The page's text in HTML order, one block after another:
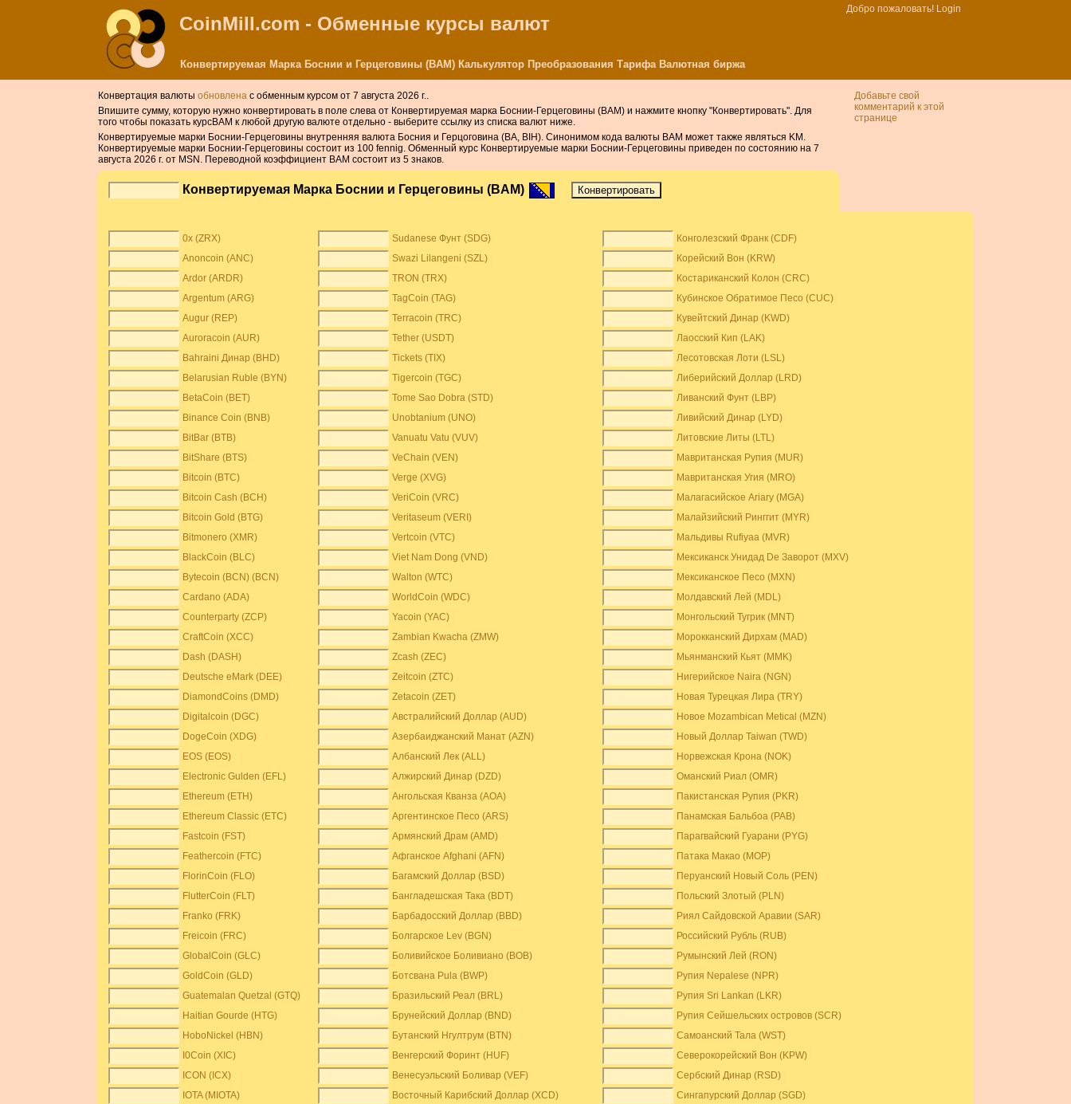
CoinMill.com - Обменные курсы валют
Добро пожаловать! Login
Конвертируемая Марка Боснии и Герцеговины (BAM) Калькулятор Преобразования Тарифа Валютная биржа
Конвертация валюты обновлена с обменным курсом от 7 августа 2026 г..
Впишите сумму, которую нужно конвертировать в поле слева от Конвертируемая марка Боснии-Герцеговины (BAM) и нажмите кнопку "Конвертировать". Для
того чтобы показать курсBAM к любой другую валюте отдельно - выберите ссылку из списка валют ниже.
Конвертируемые марки Боснии-Герцеговины внутренняя валюта Босния и Герцоговина (BA, BIH). Синонимом кода валюты BAM может также являться KM.
Конвертируемые марки Боснии-Герцеговины состоит из 100 fennig. Обменный курс Конвертируемые марки Боснии-Герцеговины приведен по состоянию на 7
августа 2026 г. от MSN. Переводной коэффициент BAM состоит из 5 знаков.
Добавьте свой
комментарий к этой
странице
Конвертируемая Марка Боснии и Герцеговины (BAM)
0x (ZRX) Sudanese Фунт (SDG)
Конголезский Франк (CDF)
Anoncoin (ANC)
Swazi Lilangeni (SZL)
Корейский Вон (KRW)
Ardor (ARDR)
TRON (TRX)
Костариканский Колон (CRC)
Argentum (ARG)
TagCoin (TAG)
Кубинское Обратимое Песо (CUC)
Augur (REP)
Terracoin (TRC)
Кувейтский Динар (KWD)
Auroracoin (AUR)
Tether (USDT)
Лаосский Кип (LAK)
Bahraini Динар (BHD)
Tickets (TIX)
Лесотовская Лоти (LSL)
Belarusian Ruble (BYN)
Tigercoin (TGC)
Либерийский Доллар (LRD)
BetaCoin (BET)
Tome Sao Dobra (STD)
Ливанский Фунт (LBP)
Binance Coin (BNB)
Unobtanium (UNO)
Ливийский Динар (LYD)
BitBar (BTB)
Vanuatu Vatu (VUV)
Литовские Литы (LTL)
BitShare (BTS)
VeChain (VEN)
Мавританская Рупия (MUR)
Bitcoin (BTC)
Verge (XVG)
Мавританская Угия (MRO)
Bitcoin Cash (BCH)
VeriCoin (VRC)
Малагасийское Ariary (MGA)
Bitcoin Gold (BTG)
Veritaseum (VERI)
Малайзийский Ринггит (MYR)
Bitmonero (XMR)
Vertcoin (VTC)
Мальдивы Rufiyaa (MVR)
BlackCoin (BLC)
Viet Nam Dong (VND)
Мексиканск Унидад De Заворот (MXV)
Bytecoin (BCN) (BCN)
Walton (WTC)
Мексиканское Песо (MXN)
Cardano (ADA)
WorldCoin (WDC)
Молдавский Лей (MDL)
Counterparty (ZCP)
Yacoin (YAC)
Монгольский Тугрик (MNT)
CraftCoin (XCC)
Zambian Kwacha (ZMW)
Морокканский Дирхам (MAD)
Dash (DASH)
Zcash (ZEC)
Мьянманский Кьят (MMK)
Deutsche eMark (DEE)
Zeitcoin (ZTC)
Нигерийское Naira (NGN)
DiamondCoins (DMD)
Zetacoin (ZET)
Новая Турецкая Лира (TRY)
Digitalcoin (DGC)
Австралийский Доллар (AUD)
Новое Mozambican Metical (MZN)
DogeCoin (XDG)
Азербаиджанский Манат (AZN)
Новый Доллар Taiwan (TWD)
EOS (EOS)
Албанский Лек (ALL)
Норвежская Крона (NOK)
Electronic Gulden (EFL)
Алжирский Динар (DZD)
Оманский Риал (OMR)
Ethereum (ETH)
Ангольская Кванза (AOA)
Пакистанская Рупия (PKR)
Ethereum Classic (ETC)
Аргентинское Песо (ARS)
Панамская Бальбоа (PAB)
Fastcoin (FST)
Армянский Драм (AMD)
Парагвайский Гуарани (PYG)
Feathercoin (FTC)
Афганское Afghani (AFN)
Патака Макао (MOP)
FlorinCoin (FLO)
Багамский Доллар (BSD)
Перуанский Новый Соль (PEN)
FlutterCoin (FLT)
Бангладешская Така (BDT)
Польский Злотый (PLN)
Franko (FRK)
Барбадосский Доллар (BBD)
Риял Сайдовской Аравии (SAR)
Freicoin (FRC)
Болгарское Lev (BGN)
Российский Рубль (RUB)
GlobalCoin (GLC)
Боливийское Боливиано (BOB)
Румынский Лей (RON)
GoldCoin (GLD)
Ботсвана Pula (BWP)
Рупия Nepalese (NPR)
Guatemalan Quetzal (GTQ)
Бразильский Реал (BRL)
Рупия Sri Lankan (LKR)
Haitian Gourde (HTG)
Брунейский Доллар (BND)
Рупия Сейшельских островов (SCR)
HoboNickel (HBN)
Бутанский Нгултрум (BTN)
Самоанский Тала (WST)
I0Coin (XIC)
Венгерский Форинт (HUF)
Северокорейский Вон (KPW)
ICON (ICX)
Венесуэльский Боливар (VEF)
Сербский Динар (RSD)
IOTA (MIOTA)
Восточный Карибский Доллар (XCD)
Сингапурский Доллар (SGD)